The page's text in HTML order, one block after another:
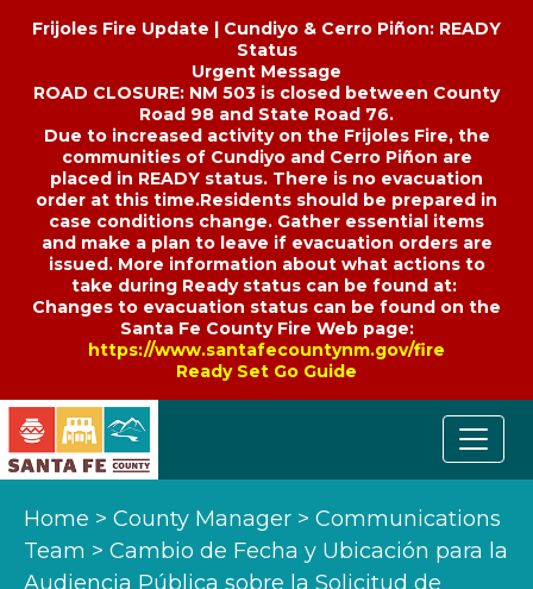
Frijoles Fire Update | Cundiyo & Cerro Piñon: READY
Status
Urgent Message
ROAD CLOSURE: NM 503 is closed between County
Road 98 and State Road 76.
Due to increased activity on the Frijoles Fire, the
communities of Cundiyo and Cerro Piñon are
placed in READY status. There is no evacuation
order at this time.Residents should be prepared in
case conditions change. Gather essential items
and make a plan to leave if evacuation orders are
issued. More information about what actions to
take during Ready status can be found at:
Changes to evacuation status can be found on the
Santa Fe County Fire Web page:
https://www.santafecountynm.gov/fire
Ready Set Go Guide
Home > County Manager > Communications
Team > Cambio de Fecha y Ubicación para la
Audiencia Pública sobre la Solicitud de